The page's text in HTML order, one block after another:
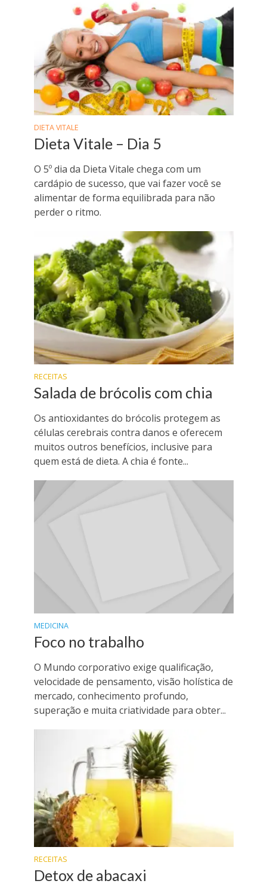
DIETA VITALE
Dieta Vitale – Dia 5
O 5º dia da Dieta Vitale chega com um
cardápio de sucesso, que vai fazer você se
alimentar de forma equilibrada para não
perder o ritmo.
RECEITAS
Salada de brócolis com chia
Os antioxidantes do brócolis protegem as
células cerebrais contra danos e oferecem
muitos outros benefícios, inclusive para
quem está de dieta. A chia é fonte...
MEDICINA
Foco no trabalho
O Mundo corporativo exige qualificação,
velocidade de pensamento, visão holística de
mercado, conhecimento profundo,
superação e muita criatividade para obter...
RECEITAS
Detox de abacaxi